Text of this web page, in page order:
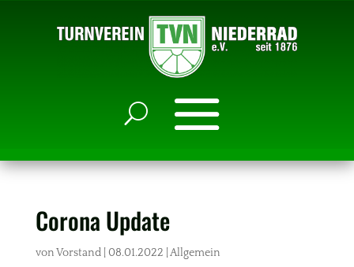
Corona Update
vonVorstand| 08.01.2022 Allgemein